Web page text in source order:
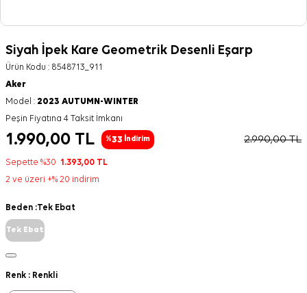
Siyah İpek Kare Geometrik Desenli Eşarp
Ürün Kodu : 8548713_911
Aker
Model : 2023 AUTUMN-WINTER
Peşin Fiyatına 4 Taksit İmkanı
1.990,00 TL %33 İndirim 2.990,00TL
Sepette %30 1.393,00 TL
2 ve üzeri +% 20 indirim
Beden :Tek Ebat
Tek Ebat
Renk : Renkli